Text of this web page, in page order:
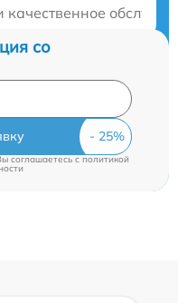
качественное
со
соглашаетесь c политикой